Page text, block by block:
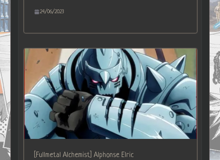
24/06/2023
[Fullmetal Alchemist] Alphonse Elric